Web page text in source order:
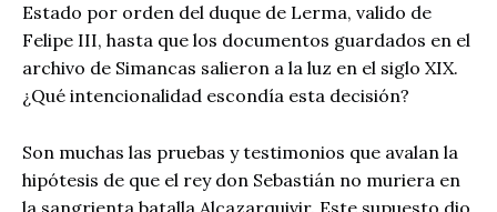
Estado por orden del duque de Lerma, valido de
Felipe III, hasta que los documentos guardados en el
archivo de Simancas salieron a la luz en el siglo XIX.
¿Qué intencionalidad escondía esta decisión?
Son muchas las pruebas y testimonios que avalan la
hipótesis de que el rey don Sebastián no muriera en
la sangrienta batalla Alcazarquivir. Este supuesto dio